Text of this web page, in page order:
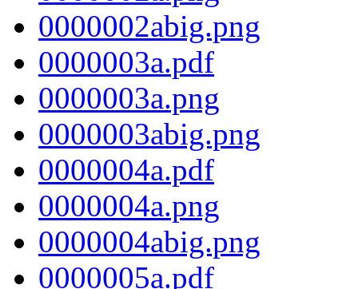
0000002abig.png
0000003a.pdf
0000003a.png
0000003abig.png
0000004a.pdf
0000004a.png
0000004abig.png
0000005a.pdf